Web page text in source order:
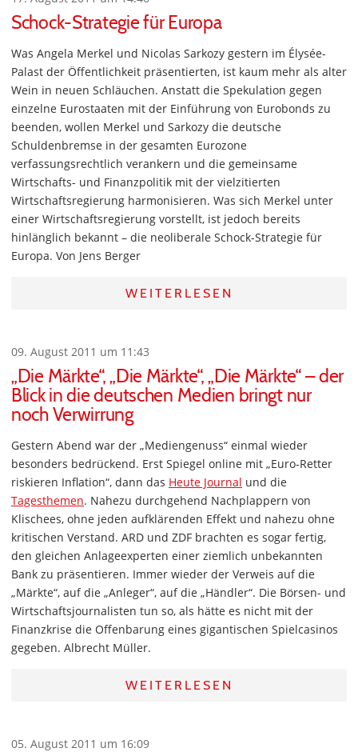
Schock-Strategie für Europa
Was Angela Merkel und Nicolas Sarkozy gestern im Élysée-
Palast der Öffentlichkeit präsentierten, ist kaum mehr als alter
Wein in neuen Schläuchen. Anstatt die Spekulation gegen
einzelne Eurostaaten mit der Einführung von Eurobonds zu
beenden, wollen Merkel und Sarkozy die deutsche
Schuldenbremse in der gesamten Eurozone
verfassungsrechtlich verankern und die gemeinsame
Wirtschafts- und Finanzpolitik mit der vielzitierten
Wirtschaftsregierung harmonisieren. Was sich Merkel unter
einer Wirtschaftsregierung vorstellt, ist jedoch bereits
hinlänglich bekannt – die neoliberale Schock-Strategie für
Europa. Von Jens Berger
WEITERLESEN
09. August 2011 um 11:43
„Die Märkte“, „Die Märkte“, „Die Märkte“ – der
Blick in die deutschen Medien bringt nur
noch Verwirrung
Gestern Abend war der „Mediengenuss“ einmal wieder
besonders bedrückend. Erst Spiegel online mit „Euro-Retter
riskieren Inflation“, dann das Heute Journal und die
Tagesthemen. Nahezu durchgehend Nachplappern von
Klischees, ohne jeden aufklärenden Effekt und nahezu ohne
kritischen Verstand. ARD und ZDF brachten es sogar fertig,
den gleichen Anlageexperten einer ziemlich unbekannten
Bank zu präsentieren. Immer wieder der Verweis auf die
„Märkte“, auf die „Anleger“, auf die „Händler“. Die Börsen- und
Wirtschaftsjournalisten tun so, als hätte es nicht mit der
Finanzkrise die Offenbarung eines gigantischen Spielcasinos
gegeben. Albrecht Müller.
WEITERLESEN
05. August 2011 um 16:09